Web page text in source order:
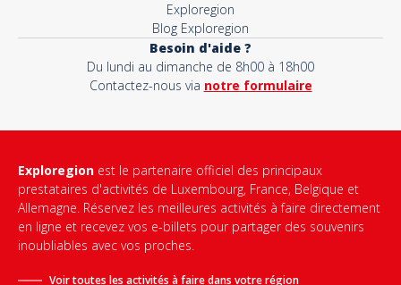
Exploregion
Blog Exploregion
Besoin d'aide ?
Du lundi au dimanche de 8h00 à 18h00
Contactez-nous via notre formulaire
Exploregion est le partenaire officiel des principaux
prestataires d'activités de Luxembourg, France, Belgique et
Allemagne. Réservez les meilleures activités à faire directement
en ligne et recevez vos e-billets pour partager des souvenirs
inoubliables avec vos proches.
Voir toutes les activités à faire dans votre région